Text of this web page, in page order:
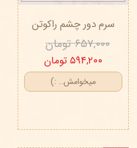
سرم دور چشم راکوتن
۶۵۷,۰۰۰ تومان
۵۹۴,۲۰۰ تومان
میخوامش.. :)